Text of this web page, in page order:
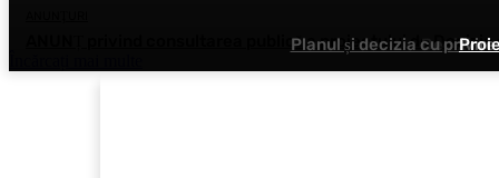
Decizie
Planul și decizia cu
ANUNȚ privind consultarea publică a proiectului de